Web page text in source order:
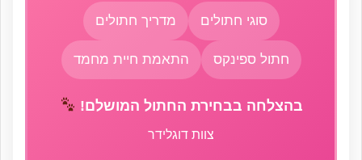
סוגי חתולים מדריך חתולים
חתול ספינקס התאמת חיית מחמד
בהצלחה בבחירת החתול המושלם!
צוות דוגלידר